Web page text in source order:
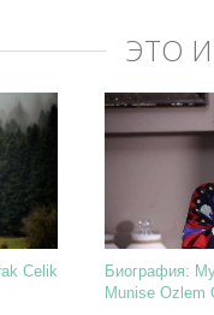
ЭТО
Celik
Биография:
Munise Ozlem